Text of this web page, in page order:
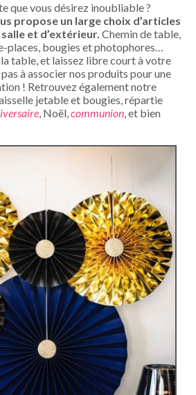
que vous désirez inoubliable ?
propose un large choix d’articles
et d’extérieur. Chemin de table,
places, bougies et photophores…
table, et laissez libre court à votre
à associer nos produits pour une
! Retrouvez également notre
jetable et bougies, répartie
, Noël,communion, et bien